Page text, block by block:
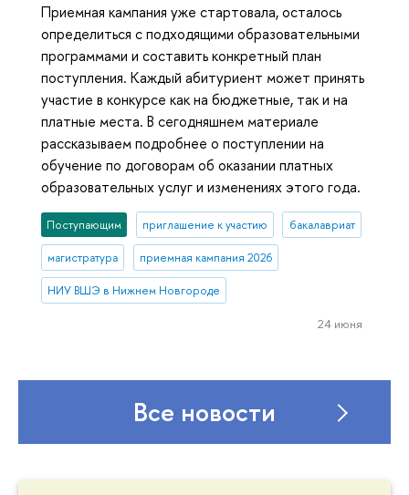
Приемная кампания уже стартовала, осталось
определиться с подходящими образовательными
программами и составить конкретный план
поступления. Каждый абитуриент может принять
участие в конкурсе как на бюджетные, так и на
платные места. В сегодняшнем материале
рассказываем подробнее о поступлении на
обучение по договорам об оказании платных
образовательных услуг и изменениях этого года.
Поступающим приглашение к участию бакалавриат
магистратура приемная кампания 2026
НИУ ВШЭ в Нижнем Новгороде
24 июня
Все новости